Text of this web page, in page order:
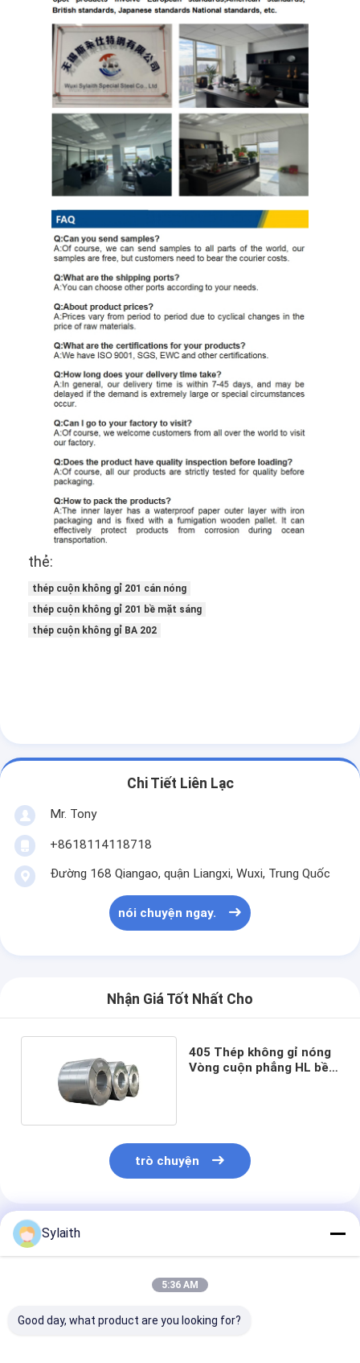
thẻ:
thép cuộn không gỉ 201 cán nóng
thép cuộn không gỉ 201 bề mặt sáng
thép cuộn không gỉ BA 202
Chi Tiết Liên Lạc
Mr. Tony
+8618114118718
Đường 168 Qiangao, quận Liangxi, Wuxi, Trung Quốc
nói chuyện ngay.
Nhận Giá Tốt Nhất Cho
405 Thép không gỉ nóng
Vòng cuộn phẳng HL bề
trò chuyện
Sản Phẩm Khuyến Cáo
Sylaith
5:36 AM
Good day, what product are you looking for?